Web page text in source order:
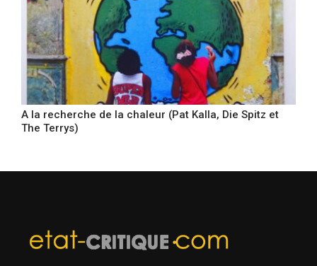
A la recherche de la chaleur (Pat Kalla, Die Spitz et
The Terrys)